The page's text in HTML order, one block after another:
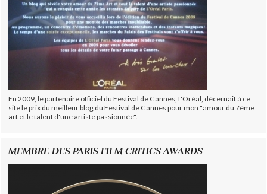
En 2009, le partenaire officiel du Festival de Cannes, L'Oréal, décernait à ce
site le prix du meilleur blog du Festival de Cannes pour mon "amour du 7ème
art et le talent d'une artiste passionnée".
MEMBRE DES PARIS FILM CRITICS AWARDS